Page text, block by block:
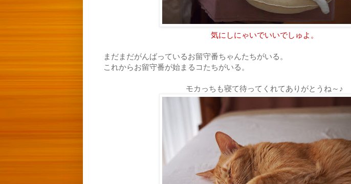
気にしにゃいでいいでしゅよ。
まだまだがんばっているお留守番ちゃんたちがいる。
これからお留守番が始まるコたちがいる。
モカっちも寝て待ってくれてありがとうね～♪